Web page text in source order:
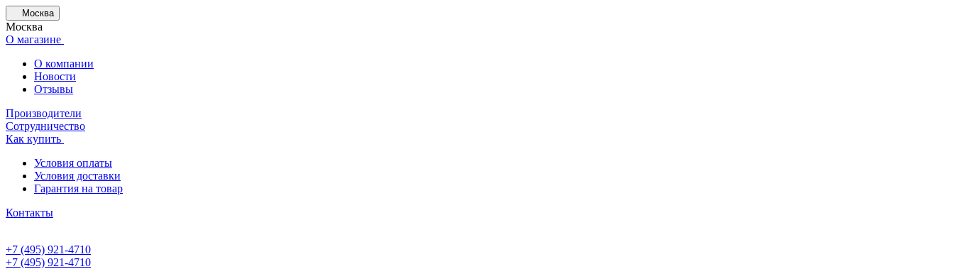
Москва
Москва
О магазине
О компании
Новости
Отзывы
Производители
Сотрудничество
Как купить
Условия оплаты
Условия доставки
Гарантия на товар
Контакты
+7 (495) 921-4710
+7 (495) 921-4710